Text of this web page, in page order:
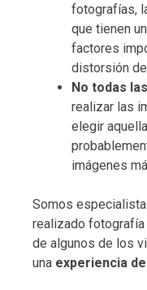
fotografías,
que tienen
factores
distorsión
No todas
realizar las
elegir
imágenes
Somos
realizado
de algunos de los
una experiencia